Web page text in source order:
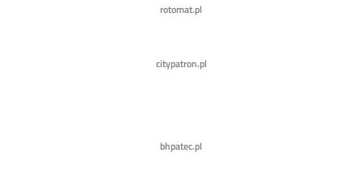
rotomat.pl
citypatron.pl
bhpatec.pl